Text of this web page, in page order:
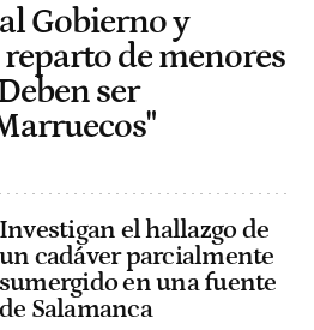
Gobierno y
de menores
ser
Investigan el hallazgo de
un cadáver parcialmente
sumergido en una fuente
de Salamanca